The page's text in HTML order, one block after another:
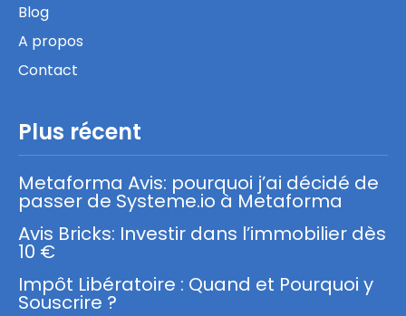
Blog
A propos
Contact
Plus récent
Metaforma Avis: pourquoi j’ai décidé de
passer de Systeme.io à Metaforma
Avis Bricks: Investir dans l’immobilier dès
10 €
Impôt Libératoire : Quand et Pourquoi y
Souscrire ?